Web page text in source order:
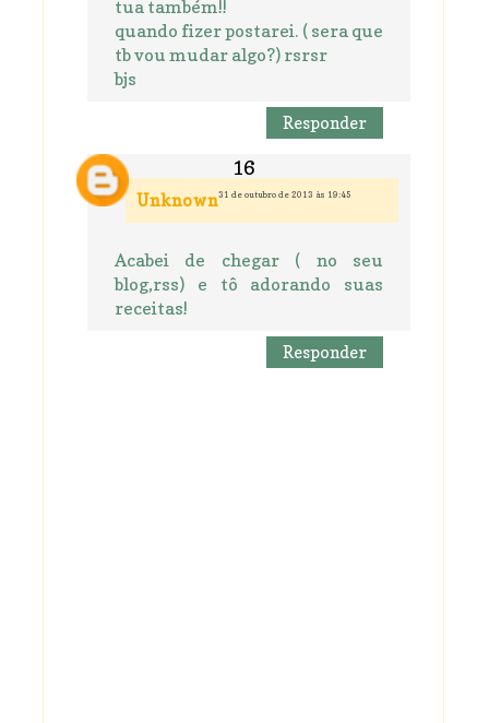
tua também!!
quando fizer postarei. ( sera que
tb vou mudar algo?) rsrsr
bjs
Responder
Unknown31 de outubro de 2013 às 19:45
Acabei de chegar ( no seu
blog,rss) e tô adorando suas
receitas!
Responder